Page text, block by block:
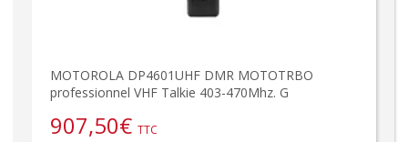
MOTOROLA DP4601UHF DMR MOTOTRBO
professionnel VHF Talkie 403-470Mhz. G
907,50€ TTC